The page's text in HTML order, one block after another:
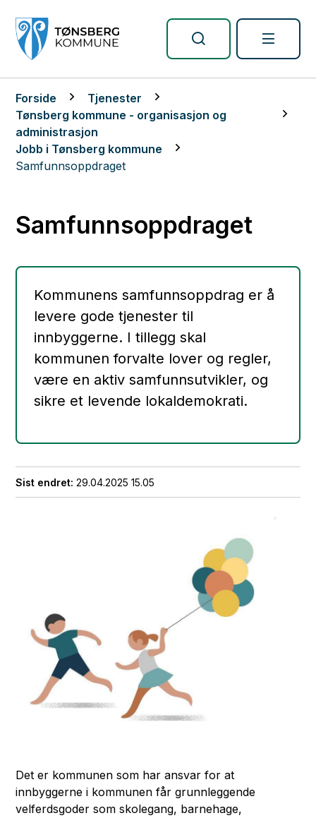
Du er her:
Forside
Tjenester
Tønsberg kommune - organisasjon og
administrasjon
Jobb i Tønsberg kommune
Samfunnsoppdraget
Samfunnsoppdraget
Kommunens samfunnsoppdrag er å
levere gode tjenester til
innbyggerne. I tillegg skal
kommunen forvalte lover og regler,
være en aktiv samfunnsutvikler, og
sikre et levende lokaldemokrati.
Sist endret 29.04.2025 15.05
Det er kommunen som har ansvar for at
innbyggerne i kommunen får grunnleggende
velferdsgoder som skolegang, barnehage,